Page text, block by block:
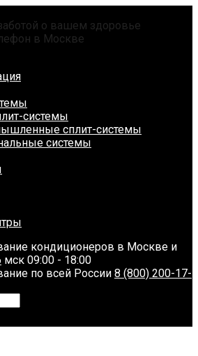
о вашем здоровье
в Москве
системы
сплит-системы
системы
кондиционеров в Москве и
мск 09:00 - 18:00
по всей России 8 (800) 200-17-